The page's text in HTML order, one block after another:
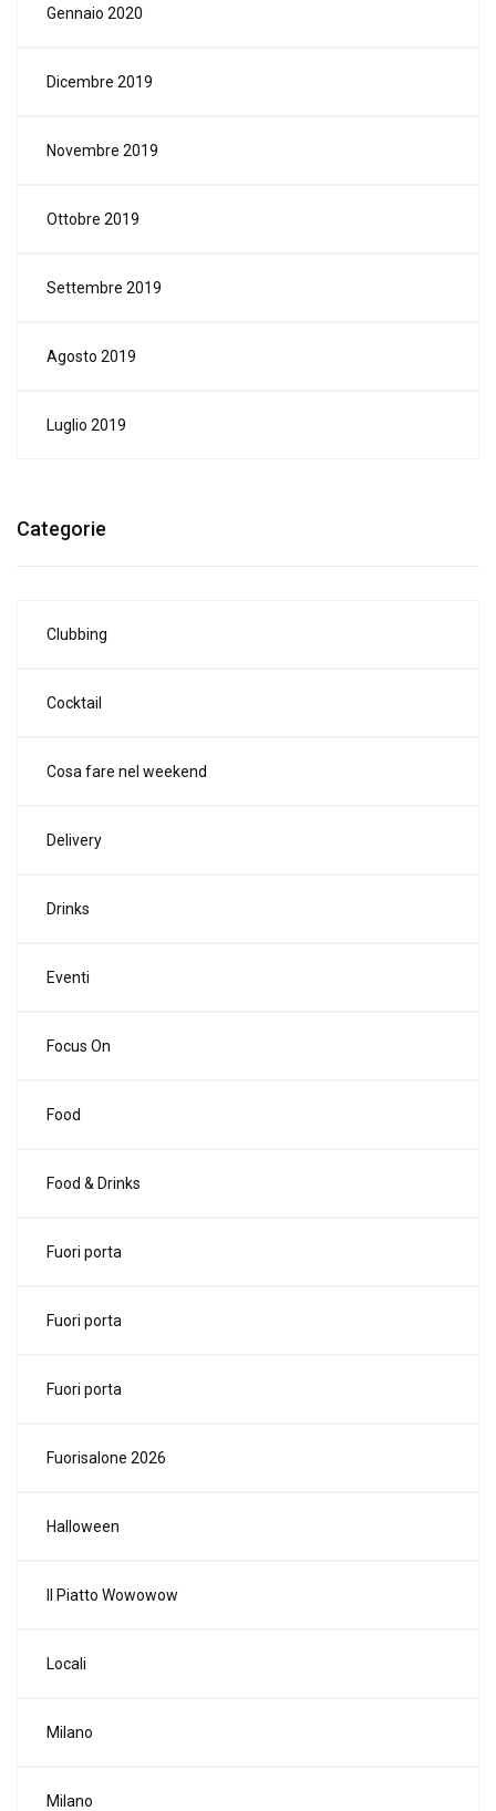
Gennaio 2020
Dicembre 2019
Novembre 2019
Ottobre 2019
Settembre 2019
Agosto 2019
Luglio 2019
Categorie
Clubbing
Cocktail
Cosa fare nel weekend
Delivery
Drinks
Eventi
Focus On
Food
Food & Drinks
Fuori porta
Fuori porta
Fuori porta
Fuorisalone 2026
Halloween
Il Piatto Wowowow
Locali
Milano
Milano